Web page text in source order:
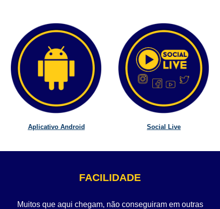
Aplicativo Android Social Live
FACILIDADE
Muitos que aqui chegam, não conseguiram em outras